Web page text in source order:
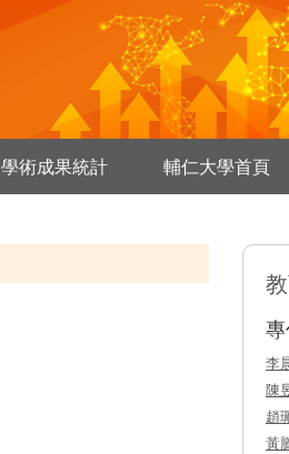
學術成果統計 輔仁大學首頁
李
陳
趙
黃